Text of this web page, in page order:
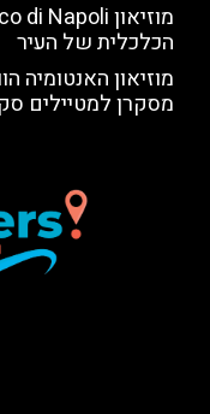
הכלכלית של העיר
מוזיאון האנטומיה
מסקרן למטיילים